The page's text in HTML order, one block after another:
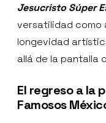
Jesucristo Súper
versatilidad como
longevidad
allá de la pantalla
El regreso a la
Famosos